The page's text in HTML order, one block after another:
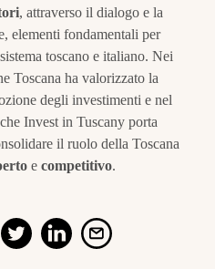
, attraverso il dialogo e la
elementi fondamentali per
toscano e italiano. Nei
Toscana ha valorizzato la
degli investimenti e nel
Invest in Tuscany porta
il ruolo della Toscana
e competitivo.